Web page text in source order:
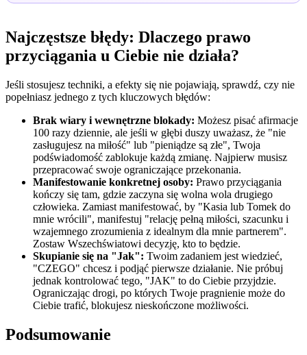
Najczęstsze błędy: Dlaczego prawo
przyciągania u Ciebie nie działa?
Jeśli stosujesz techniki, a efekty się nie pojawiają, sprawdź, czy nie
popełniasz jednego z tych kluczowych błędów:
Brak wiary i wewnętrzne blokady: Możesz pisać afirmacje
100 razy dziennie, ale jeśli w głębi duszy uważasz, że "nie
zasługujesz na miłość" lub "pieniądze są złe", Twoja
podświadomość zablokuje każdą zmianę. Najpierw musisz
przepracować swoje ograniczające przekonania.
Manifestowanie konkretnej osoby: Prawo przyciągania
kończy się tam, gdzie zaczyna się wolna wola drugiego
człowieka. Zamiast manifestować, by "Kasia lub Tomek do
mnie wrócili", manifestuj "relację pełną miłości, szacunku i
wzajemnego zrozumienia z idealnym dla mnie partnerem".
Zostaw Wszechświatowi decyzję, kto to będzie.
Skupianie się na "Jak": Twoim zadaniem jest wiedzieć,
"CZEGO" chcesz i podjąć pierwsze działanie. Nie próbuj
jednak kontrolować tego, "JAK" to do Ciebie przyjdzie.
Ograniczając drogi, po których Twoje pragnienie może do
Ciebie trafić, blokujesz nieskończone możliwości.
Podsumowanie